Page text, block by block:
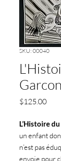
SKU: 00040
$125.00Price
L’Histoire
un enfant
n’est pas
envoie pour